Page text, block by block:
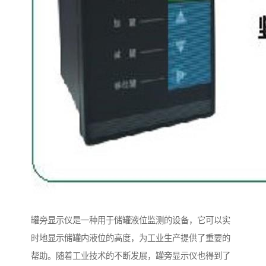
罐旁显示仪是一种用于储罐液位监测的设备，它可以实
时地显示储罐内液位的高度，为工业生产提供了重要的
帮助。随着工业技术的不断发展，罐旁显示仪也得到了